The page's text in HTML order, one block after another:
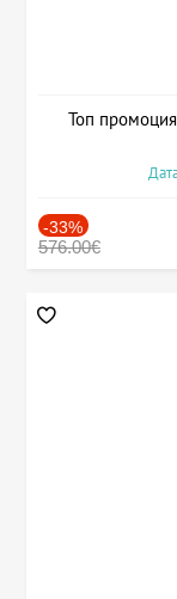
Топ
-33%
576.00€